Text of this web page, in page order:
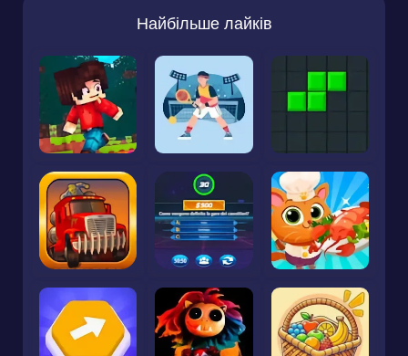
Найбільше лайків